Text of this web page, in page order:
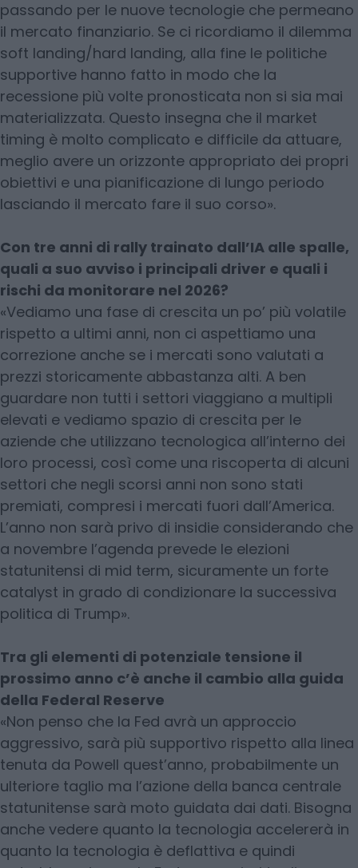
passando per le nuove tecnologie che permeano
il mercato finanziario. Se ci ricordiamo il dilemma
soft landing/hard landing, alla fine le politiche
supportive hanno fatto in modo che la
recessione più volte pronosticata non si sia mai
materializzata. Questo insegna che il market
timing è molto complicato e difficile da attuare,
meglio avere un orizzonte appropriato dei propri
obiettivi e una pianificazione di lungo periodo
lasciando il mercato fare il suo corso».
Con tre anni di rally trainato dall’IA alle spalle,
quali a suo avviso i principali driver e quali i
rischi da monitorare nel 2026?
«Vediamo una fase di crescita un po’ più volatile
rispetto a ultimi anni, non ci aspettiamo una
correzione anche se i mercati sono valutati a
prezzi storicamente abbastanza alti. A ben
guardare non tutti i settori viaggiano a multipli
elevati e vediamo spazio di crescita per le
aziende che utilizzano tecnologica all’interno dei
loro processi, così come una riscoperta di alcuni
settori che negli scorsi anni non sono stati
premiati, compresi i mercati fuori dall’America.
L’anno non sarà privo di insidie considerando che
a novembre l’agenda prevede le elezioni
statunitensi di mid term, sicuramente un forte
catalyst in grado di condizionare la successiva
politica di Trump».
Tra gli elementi di potenziale tensione il
prossimo anno c’è anche il cambio alla guida
della Federal Reserve
«Non penso che la Fed avrà un approccio
aggressivo, sarà più supportivo rispetto alla linea
tenuta da Powell quest’anno, probabilmente un
ulteriore taglio ma l’azione della banca centrale
statunitense sarà moto guidata dai dati. Bisogna
anche vedere quanto la tecnologia accelererà in
quanto la tecnologia è deflattiva e quindi